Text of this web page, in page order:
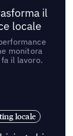
il
locale
monitora
il lavoro.
locale